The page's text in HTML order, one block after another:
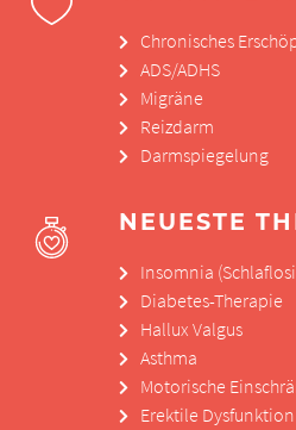
Chronisches
ADS/ADHS
Migräne
Reizdarm
Darmspiegelung
NEUESTE
Insomnia
Diabetes-Therapie
Hallux Valgus
Asthma
Motorische
Erektile Dysfunktion